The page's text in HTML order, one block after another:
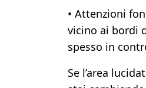
• Attenzioni
vicino ai bordi
spesso in
Se l’area